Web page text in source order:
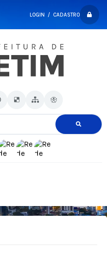
LOGIN / CADASTRO